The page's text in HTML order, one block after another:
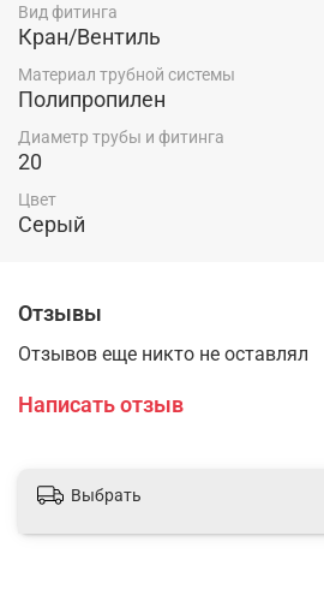
Вид фитинга
Кран/Вентиль
Материал трубной системы
Полипропилен
Диаметр трубы и фитинга
20
Цвет
Серый
Отзывы
Отзывов еще никто не оставлял
Написать отзыв
Выбрать